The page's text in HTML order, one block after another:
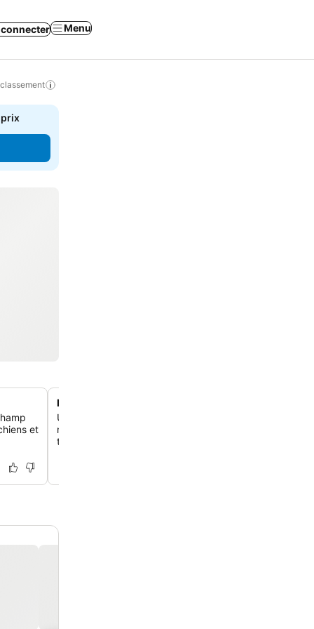
connecter Menu
prix
et
Boutique bien achalandée sur place
Une boutique idéalement située propose des cadeaux,
ménagers essentiels et de la nourriture, et de
trouvent les prix raisonnables pour une installation sur